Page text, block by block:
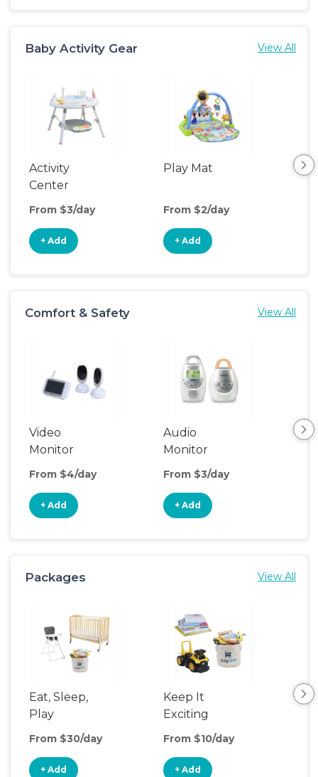
Baby Activity Gear View All
Activity
Center
From $3/day
+ Add
Play Mat
From $2/day
+ Add
Comfort & Safety View All
Video
Monitor
From $4/day
+ Add
Audio
Monitor
From $3/day
+ Add
Packages View All
Eat, Sleep,
Play
From $30/day
+ Add
Keep It
Exciting
From $10/day
+ Add